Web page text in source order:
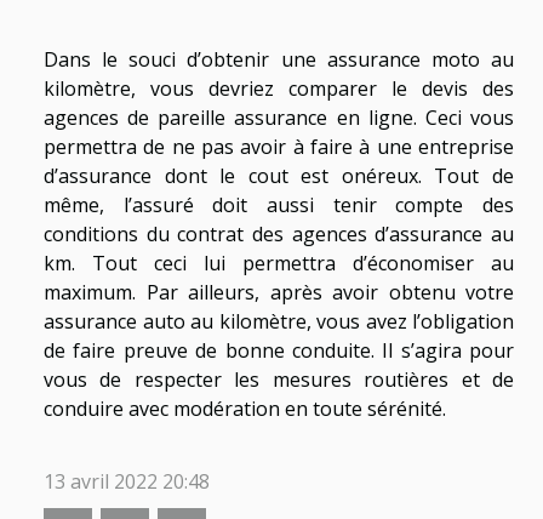
Dans le souci d’obtenir une assurance moto au
kilomètre, vous devriez comparer le devis des
agences de pareille assurance en ligne. Ceci vous
permettra de ne pas avoir à faire à une entreprise
d’assurance dont le cout est onéreux. Tout de
même, l’assuré doit aussi tenir compte des
conditions du contrat des agences d’assurance au
km. Tout ceci lui permettra d’économiser au
maximum. Par ailleurs, après avoir obtenu votre
assurance auto au kilomètre, vous avez l’obligation
de faire preuve de bonne conduite. Il s’agira pour
vous de respecter les mesures routières et de
conduire avec modération en toute sérénité.
13 avril 2022 20:48